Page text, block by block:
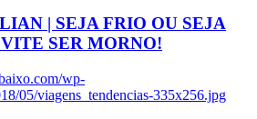
| SEJA FRIO OU SEJA
SER MORNO!
wp-
05/viagens_tendencias-335x256.jpg